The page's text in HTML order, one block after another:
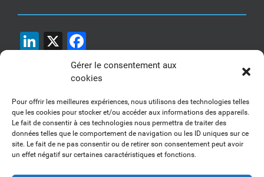
Gérer le consentement aux
cookies
Pour offrir les meilleures expériences, nous utilisons des technologies telles
que les cookies pour stocker et/ou accéder aux informations des appareils.
Le fait de consentir à ces technologies nous permettra de traiter des
données telles que le comportement de navigation ou les ID uniques sur ce
site. Le fait de ne pas consentir ou de retirer son consentement peut avoir
un effet négatif sur certaines caractéristiques et fonctions.
LinkedIn
X
1, 2, 3... Buzzez !
Découvrez nos kits communication